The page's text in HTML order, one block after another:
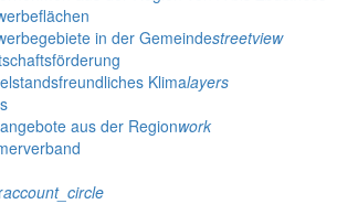
in der Gemeindestreetview
Klimalayers
aus der Regionwork
account_circle